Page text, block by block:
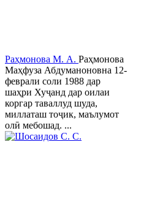
Раҳмонова М. А. Раҳмонова
Маҳфуза Абдуманоновна 12-
феврали соли 1988 дар
шаҳри Хуҷанд дар оилаи
коргар таваллуд шуда,
миллаташ тоҷик, маълумот
олӣ мебошад. ...